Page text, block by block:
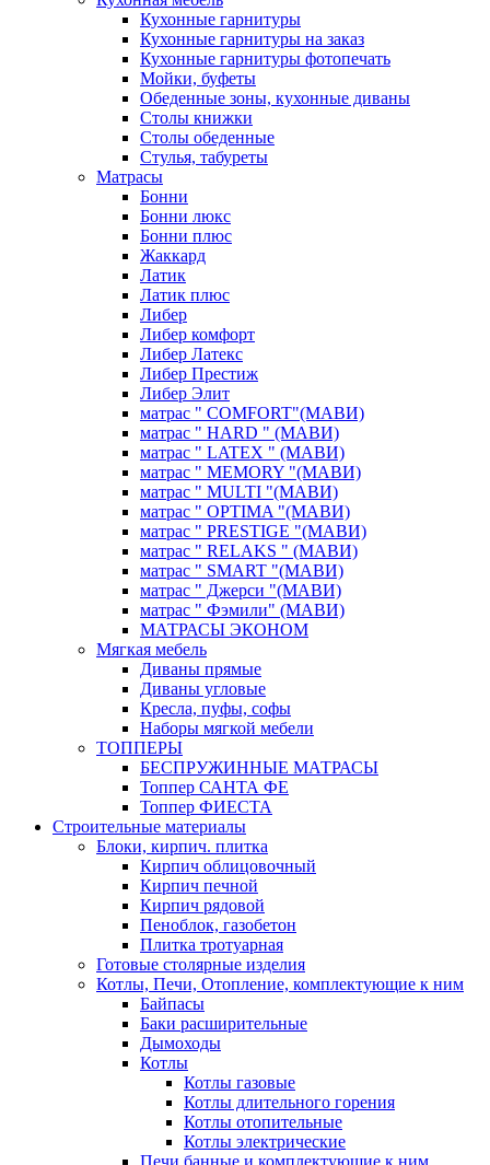
Кухонные гарнитуры
Кухонные гарнитуры на заказ
Кухонные гарнитуры фотопечать
Мойки, буфеты
Обеденные зоны, кухонные диваны
Столы книжки
Столы обеденные
Стулья, табуреты
Матрасы
Бонни
Бонни люкс
Бонни плюс
Жаккард
Латик
Латик плюс
Либер
Либер комфорт
Либер Латекс
Либер Престиж
Либер Элит
матрас " COMFORT"(МАВИ)
матрас " HARD " (МАВИ)
матрас " LATEX " (МАВИ)
матрас " MEMORY "(МАВИ)
матрас " MULTI "(МАВИ)
матрас " OPTIMA "(МАВИ)
матрас " PRESTIGE "(МАВИ)
матрас " RELAKS " (МАВИ)
матрас " SMART "(МАВИ)
матрас " Джерси "(МАВИ)
матрас " Фэмили" (МАВИ)
МАТРАСЫ ЭКОНОМ
Мягкая мебель
Диваны прямые
Диваны угловые
Кресла, пуфы, софы
Наборы мягкой мебели
ТОППЕРЫ
БЕСПРУЖИННЫЕ МАТРАСЫ
Топпер САНТА ФЕ
Топпер ФИЕСТА
Строительные материалы
Блоки, кирпич. плитка
Кирпич облицовочный
Кирпич печной
Кирпич рядовой
Пеноблок, газобетон
Плитка тротуарная
Готовые столярные изделия
Котлы, Печи, Отопление, комплектующие к ним
Байпасы
Баки расширительные
Дымоходы
Котлы
Котлы газовые
Котлы длительного горения
Котлы отопительные
Котлы электрические